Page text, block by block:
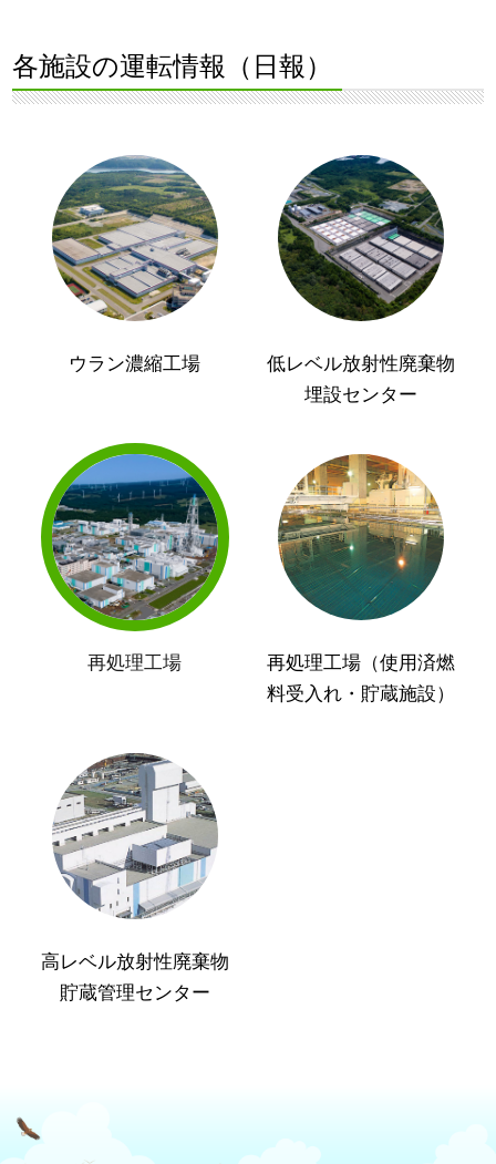
各施設の運転情報（日報）
ウラン濃縮工場
低レベル放射性廃棄物
埋設センター
再処理工場
再処理工場（使用済燃
料受入れ・貯蔵施設）
高レベル放射性廃棄物
貯蔵管理センター